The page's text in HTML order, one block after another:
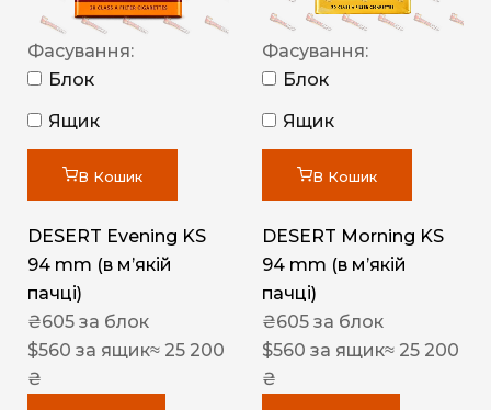
Фасування:
Блок
Ящик
В Кошик
DESERT Evening KS
94 mm (в мʼякій
пачці)
₴605 за блок
$560 за ящик≈ 25 200
₴
Фасування:
Блок
Ящик
В Кошик
DESERT Morning KS
94 mm (в мʼякій
пачці)
₴605 за блок
$560 за ящик≈ 25 200
₴